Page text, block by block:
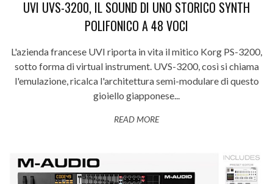
UVI UVS-3200, IL SOUND DI UNO STORICO SYNTH
POLIFONICO A 48 VOCI
L'azienda francese UVI riporta in vita il mitico Korg PS-3200,
sotto forma di virtual instrument. UVS-3200, così si chiama
l'emulazione, ricalca l'architettura semi-modulare di questo
gioiello giapponese...
READ MORE